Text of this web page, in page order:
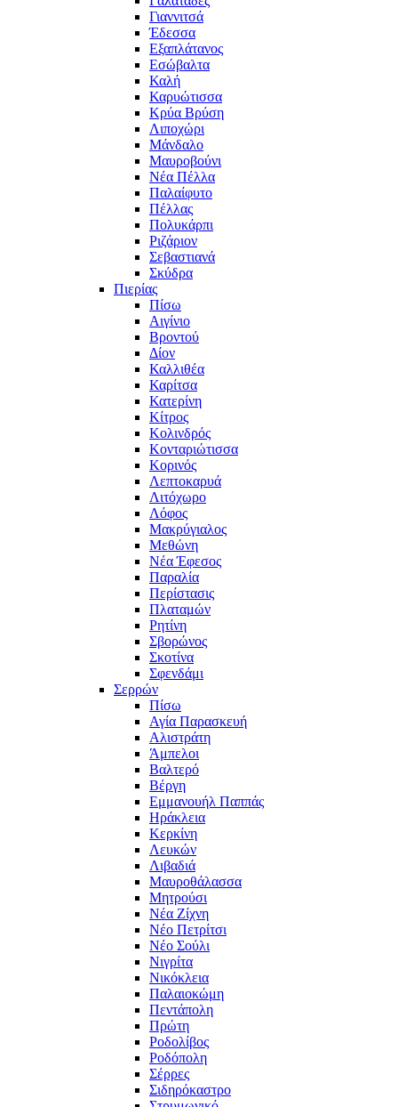
Γιαννιτσά
Έδεσσα
Εξαπλάτανος
Εσώβαλτα
Καλή
Καρυώτισσα
Κρύα Βρύση
Λιποχώρι
Μάνδαλο
Μαυροβούνι
Νέα Πέλλα
Παλαίφυτο
Πέλλας
Πολυκάρπι
Ριζάριον
Σεβαστιανά
Σκύδρα
Πιερίας
Πίσω
Αιγίνιο
Βροντού
Δίον
Καλλιθέα
Καρίτσα
Κατερίνη
Κίτρος
Κολινδρός
Κονταριώτισσα
Κορινός
Λεπτοκαρυά
Λιτόχωρο
Λόφος
Μακρύγιαλος
Μεθώνη
Νέα Έφεσος
Παραλία
Περίστασις
Πλαταμών
Ρητίνη
Σβορώνος
Σκοτίνα
Σφενδάμι
Σερρών
Πίσω
Αγία Παρασκευή
Αλιστράτη
Άμπελοι
Βαλτερό
Βέργη
Εμμανουήλ Παππάς
Ηράκλεια
Κερκίνη
Λευκών
Λιβαδιά
Μαυροθάλασσα
Μητρούσι
Νέα Ζίχνη
Νέο Πετρίτσι
Νέο Σούλι
Νιγρίτα
Νικόκλεια
Παλαιοκώμη
Πεντάπολη
Πρώτη
Ροδολίβος
Ροδόπολη
Σέρρες
Σιδηρόκαστρο